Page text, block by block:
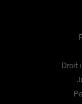
Droit